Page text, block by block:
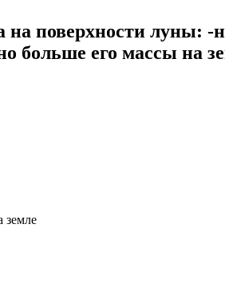
на поверхности луны: -
больше его массы на
земле